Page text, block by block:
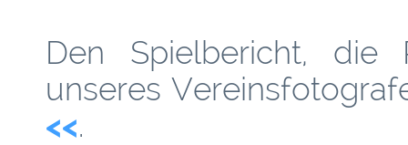
Den Spielbericht, die
unseres
<<.